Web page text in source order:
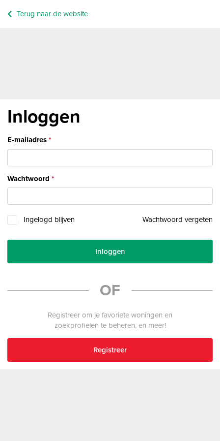
Terug naar de website
Inloggen
E-mailadres
Wachtwoord
Ingelogd blijven Wachtwoord vergeten
Inloggen
OF
Registreer om je favoriete woningen en
zoekprofielen te beheren, en meer!
Registreer